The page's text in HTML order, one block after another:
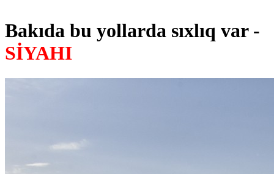
Bakıda bu yollarda sıxlıq var -
SİYAHI